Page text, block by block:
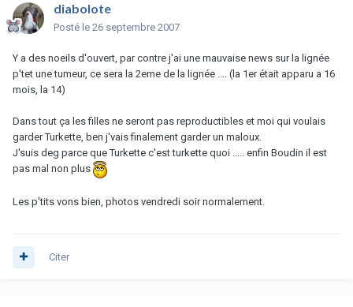
diabolote
Posté le 26 septembre 2007
Y a des noeils d'ouvert, par contre j'ai une mauvaise news sur la lignée
p'tet une tumeur, ce sera la 2eme de la lignée .... (la 1er était apparu a 16
mois, la 14)
Dans tout ça les filles ne seront pas reproductibles et moi qui voulais
garder Turkette, ben j'vais finalement garder un maloux.
J'suis deg parce que Turkette c'est turkette quoi ..... enfin Boudin il est
pas mal non plus
Les p'tits vons bien, photos vendredi soir normalement.
Citer